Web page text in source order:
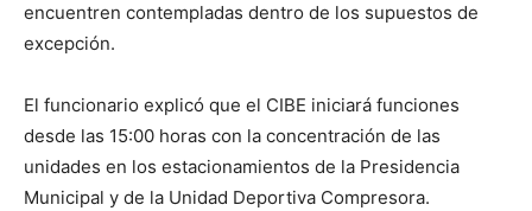
encuentren contempladas dentro de los supuestos de
excepción.
El funcionario explicó que el CIBE iniciará funciones
desde las 15:00 horas con la concentración de las
unidades en los estacionamientos de la Presidencia
Municipal y de la Unidad Deportiva Compresora.